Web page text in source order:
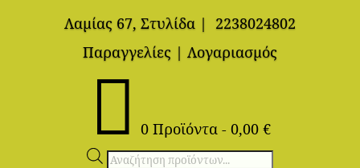
Λαμίας 67, Στυλίδα |
2238024802
Παραγγελίες | Λογαριασμός
 0 Προϊόντα - 0,00 €
Αναζήτηση